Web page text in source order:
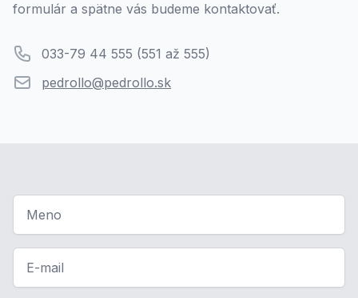
formulár a spätne vás budeme kontaktovať.
Telefón033-79 44 555 (551 až 555)
Emailpedrollo@pedrollo.sk